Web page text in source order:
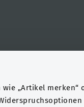
„Artikel